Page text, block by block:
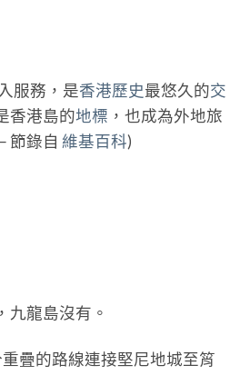
服務，是香港歷史最悠久的交
香港島的地標 ，也成為外地旅
節錄自 維基百科)
九龍島沒有。
疊的路線連接堅尼地城至筲